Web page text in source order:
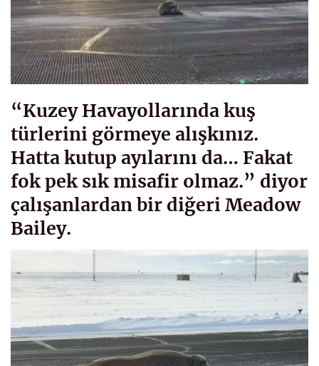
“Kuzey Havayollarında kuş
türlerini görmeye alışkınız.
Hatta kutup ayılarını da… Fakat
fok pek sık misafir olmaz.” diyor
çalışanlardan bir diğeri Meadow
Bailey.